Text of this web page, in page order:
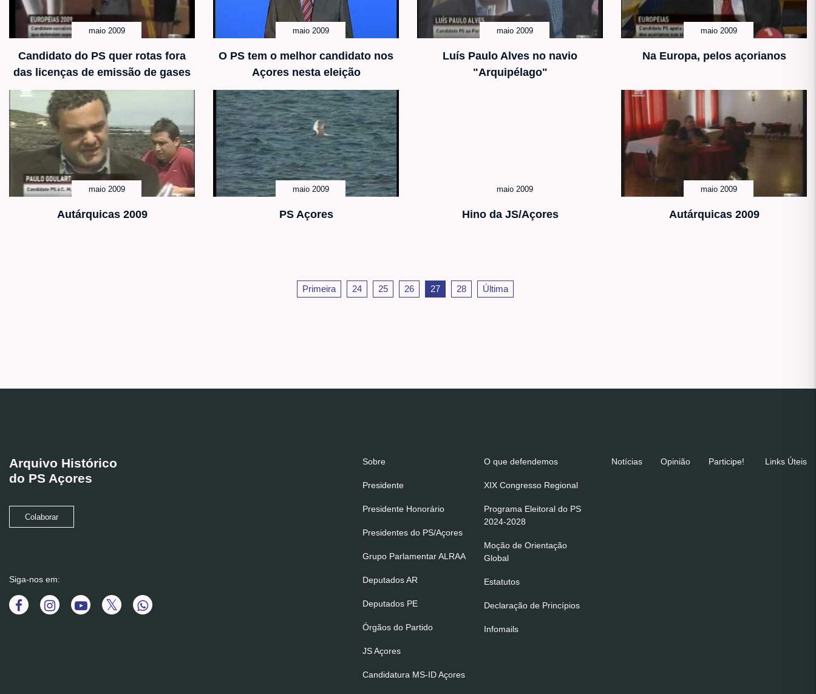
maio 2009
Candidato do PS quer rotas fora
das licenças de emissão de gases
maio 2009
O PS tem o melhor candidato nos
Açores nesta eleição
maio 2009
Luís Paulo Alves no navio
"Arquipélago"
maio 2009
Na Europa, pelos açorianos
maio 2009
Autárquicas 2009
maio 2009
PS Açores
maio 2009
Hino da JS/Açores
maio 2009
Autárquicas 2009
Primeira 24 25 26 27 28 Última
Arquivo Histórico
do PS Açores
Colaborar
Siga-nos em:
Sobre
Presidente
Presidente Honorário
Presidentes do PS/Açores
Grupo Parlamentar ALRAA
Deputados AR
Deputados PE
Órgãos do Partido
JS Açores
Candidatura MS-ID Açores
O que defendemos
XIX Congresso Regional
Programa Eleitoral do PS
2024-2028
Moção de Orientação
Global
Estatutos
Declaração de Princípios
Infomails
Notícias Opinião Participe! Links Úteis